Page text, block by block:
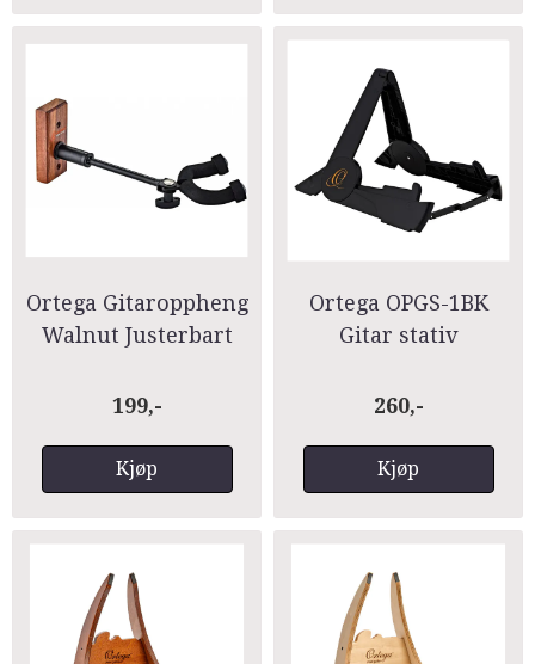
Ortega Gitaroppheng
Walnut Justerbart
199,-
Kjøp
Ortega OPGS-1BK
Gitar stativ
260,-
Kjøp